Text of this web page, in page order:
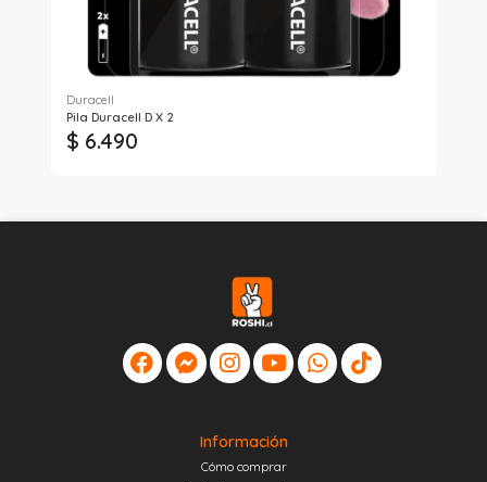
Duracell
Pila Duracell D X 2
$ 6.490
Información
Cómo comprar